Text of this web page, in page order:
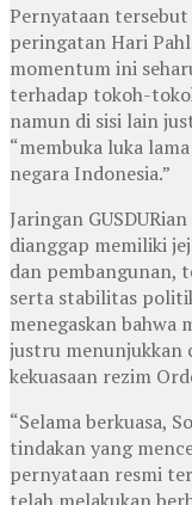
Pernyataan
peringatan Hari
momentum ini
terhadap tokoh-
namun di sisi lain
“membuka luka
negara Indonesia.”
Jaringan
dianggap memiliki
dan pembangunan,
serta stabilitas
menegaskan bahwa
justru menunjukkan
kekuasaan rezim
“Selama berkuasa,
tindakan yang
pernyataan resmi